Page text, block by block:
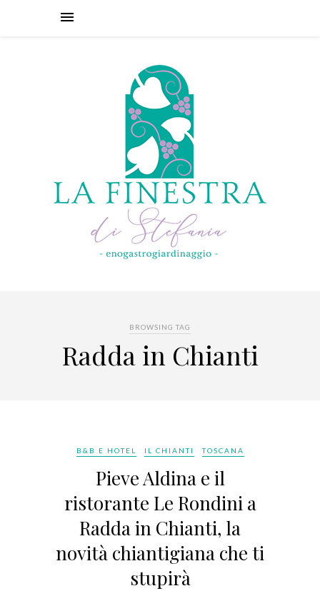
BROWSING TAG
Radda in Chianti
B&B E HOTEL IL CHIANTI TOSCANA
Pieve Aldina e il
ristorante Le Rondini a
Radda in Chianti, la
novità chiantigiana che ti
stupirà